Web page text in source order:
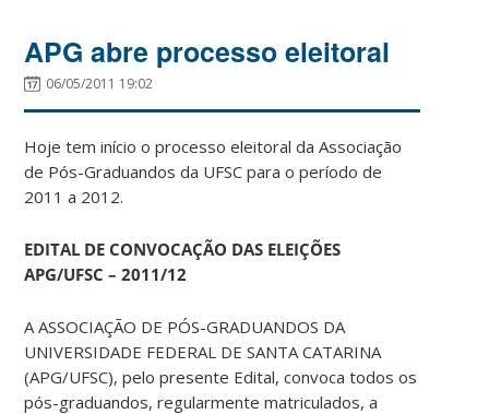
APG abre processo eleitoral
06/05/2011 19:02
Hoje tem início o processo eleitoral da Associação
de Pós-Graduandos da UFSC para o período de
2011 a 2012.
EDITAL DE CONVOCAÇÃO DAS ELEIÇÕES
APG/UFSC – 2011/12
A ASSOCIAÇÃO DE PÓS-GRADUANDOS DA
UNIVERSIDADE FEDERAL DE SANTA CATARINA
(APG/UFSC), pelo presente Edital, convoca todos os
pós-graduandos, regularmente matriculados, a